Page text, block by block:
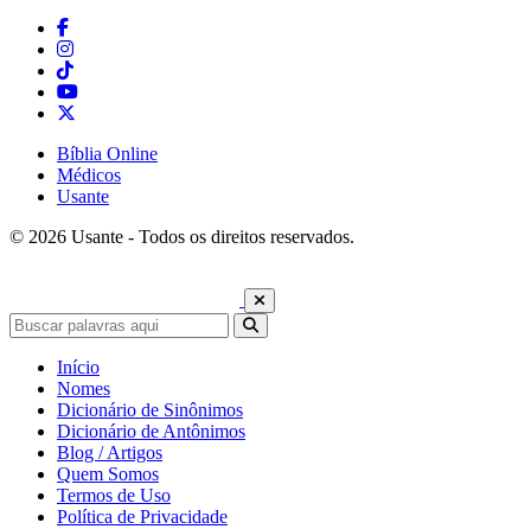
Bíblia Online
Médicos
Usante
© 2026 Usante - Todos os direitos reservados.
Início
Nomes
Dicionário de Sinônimos
Dicionário de Antônimos
Blog / Artigos
Quem Somos
Termos de Uso
Política de Privacidade